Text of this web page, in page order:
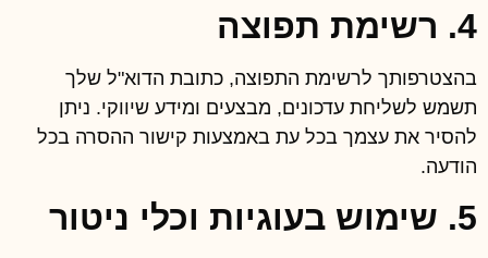
4. רשימת תפוצה
בהצטרפותך לרשימת התפוצה, כתובת הדוא"ל שלך
תשמש לשליחת עדכונים, מבצעים ומידע שיווקי. ניתן
להסיר את עצמך בכל עת באמצעות קישור ההסרה בכל
הודעה.
5. שימוש בעוגיות וכלי ניטור